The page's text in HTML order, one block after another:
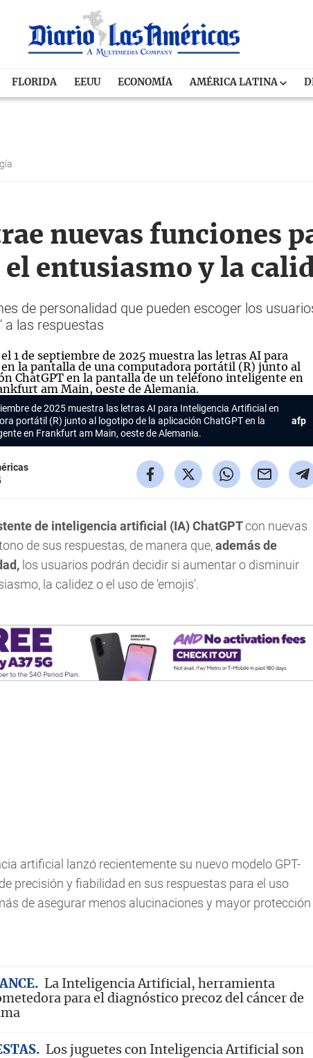
FLORIDA EEUU ECONOMÍA AMÉRICA LATINA
nuevas funciones
entusiasmo y la
de personalidad que pueden escoger los
a las respuestas
de 2025 muestra las letras AI para Inteligencia Artificial en
portátil (R) junto al logotipo de la aplicación ChatGPT en la
en Frankfurt am Main, oeste de Alemania.
afp
de inteligencia artificial (IA) ChatGPTcon nuevas
de sus respuestas, de manera que,además de
los usuarios podrán decidir si aumentar o disminuir
la calidez o el uso de 'emojis'.
artificial lanzó recientemente su nuevo modelo GPT-
precisión y fiabilidad en sus respuestas para el uso
de asegurar menos alucinaciones y mayor protección
La Inteligencia Artificial, herramienta
para el diagnóstico precoz del cáncer de
Los juguetes con Inteligencia Artificial son